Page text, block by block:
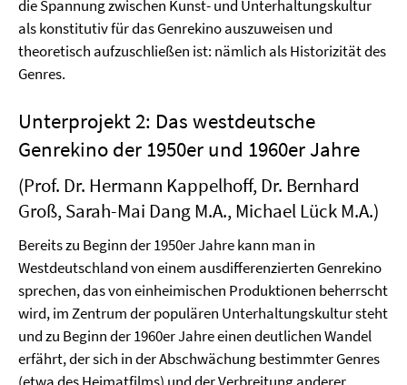
die Spannung zwischen Kunst- und Unterhaltungskultur
als konstitutiv für das Genrekino auszuweisen und
theoretisch aufzuschließen ist: nämlich als Historizität des
Genres.
Unterprojekt 2: Das westdeutsche
Genrekino der 1950er und 1960er Jahre
(Prof. Dr. Hermann Kappelhoff, Dr. Bernhard
Groß, Sarah-Mai Dang M.A., Michael Lück M.A.)
Bereits zu Beginn der 1950er Jahre kann man in
Westdeutschland von einem ausdifferenzierten Genrekino
sprechen, das von einheimischen Produktionen beherrscht
wird, im Zentrum der populären Unterhaltungskultur steht
und zu Beginn der 1960er Jahre einen deutlichen Wandel
erfährt, der sich in der Abschwächung bestimmter Genres